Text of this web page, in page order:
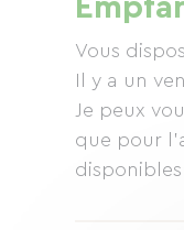
Vous
Il y a un
Je peux
que pour
disponibles